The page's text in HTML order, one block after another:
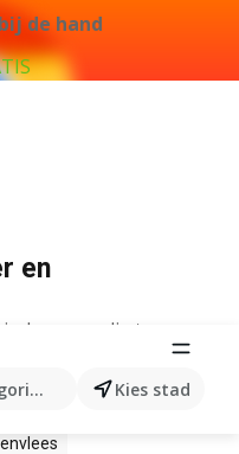
de hand
producten...
Kies stad
en
voor die term.
– Waar te